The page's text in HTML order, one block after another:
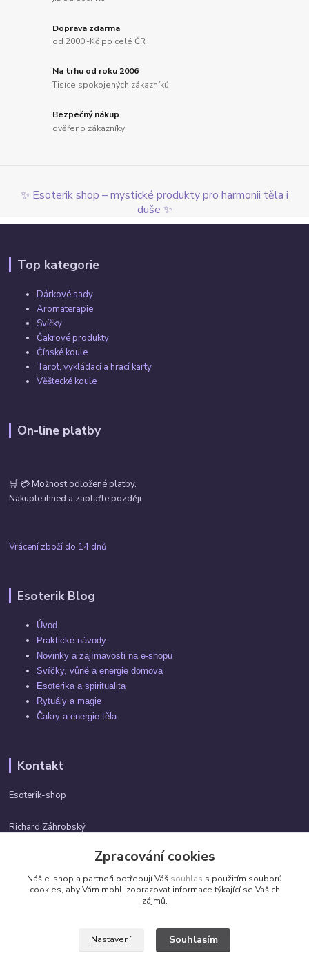
Doprava zdarma
od 2000,-Kč po celé ČR
Na trhu od roku 2006
Tisíce spokojených zákazníků
Bezpečný nákup
ověřeno zákazníky
✨ Esoterik shop – mystické produkty pro harmonii těla i
duše ✨
Top kategorie
Dárkové sady
Aromaterapie
Svíčky
Čakrové produkty
Čínské koule
Tarot, vykládací a hrací karty
Věštecké koule
On-line platby
🛒 💳 Možnost odložené platby.
Nakupte ihned a zaplaťte později.
Vrácení zboží do 14 dnů
Esoterik Blog
Úvod
Praktické návody
Novinky a zajímavosti na e-shopu
Svíčky, vůně a energie domova
Esoterika a spiritualita
Rytuály a magie
Čakry a energie těla
Kontakt
Esoterik-shop
Richard Záhrobský
info@esoterik-shop.cz
Zpracování cookies
Náš e-shop a partneři potřebují Váš souhlas s použitím souborů
cookies, aby Vám mohli zobrazovat informace týkající se Vašich
zájmů.
Nastavení Souhlasím